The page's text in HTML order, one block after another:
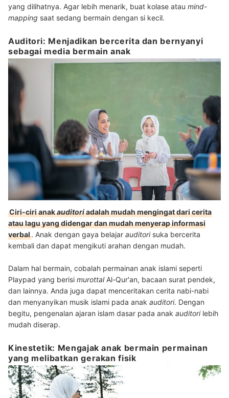
yang dilihatnya. Agar lebih menarik, buat kolase atau mind-
mapping saat sedang bermain dengan si kecil.
Auditori: Menjadikan bercerita dan bernyanyi
sebagai media bermain anak
Ciri-ciri anakauditoriadalah mudah mengingat dari cerita
atau lagu yang didengar dan mudah menyerap informasi
verbal. Anak dengan gaya belajar auditori suka bercerita
kembali dan dapat mengikuti arahan dengan mudah.
Dalam hal bermain, cobalah permainan anak islami seperti
Playpad yang berisi murottalAl-Qur'an, bacaan surat pendek,
dan lainnya. Anda juga dapat menceritakan cerita nabi-nabi
dan menyanyikan musik islami pada anak auditori. Dengan
begitu, pengenalan ajaran islam dasar pada anak auditori lebih
mudah diserap.
Kinestetik: Mengajak anak bermain permainan
yang melibatkan gerakan fisik